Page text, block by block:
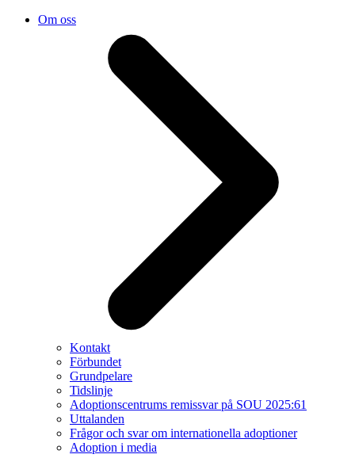
Om oss
Kontakt
Förbundet
Grundpelare
Tidslinje
Adoptionscentrums remissvar på SOU 2025:61
Uttalanden
Frågor och svar om internationella adoptioner
Adoption i media